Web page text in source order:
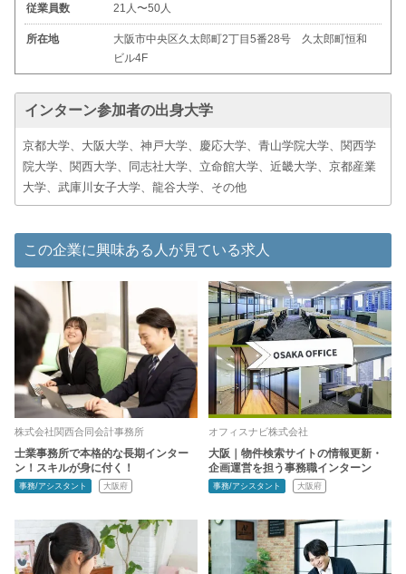
従業員数 21人〜50人
所在地
大阪市中央区久太郎町2丁目5番28号 久太郎町恒和
ビル4F
インターン参加者の出身大学
京都大学、大阪大学、神戸大学、慶応大学、青山学院大学、関西学
院大学、関西大学、同志社大学、立命館大学、近畿大学、京都産業
大学、武庫川女子大学、龍谷大学、その他
この企業に興味ある人が見ている求人
株式会社関西合同会計事務所
士業事務所で本格的な長期インター
ン！スキルが身に付く！
事務/アシスタント 大阪府
オフィスナビ株式会社
大阪｜物件検索サイトの情報更新・
企画運営を担う事務職インターン
事務/アシスタント 大阪府